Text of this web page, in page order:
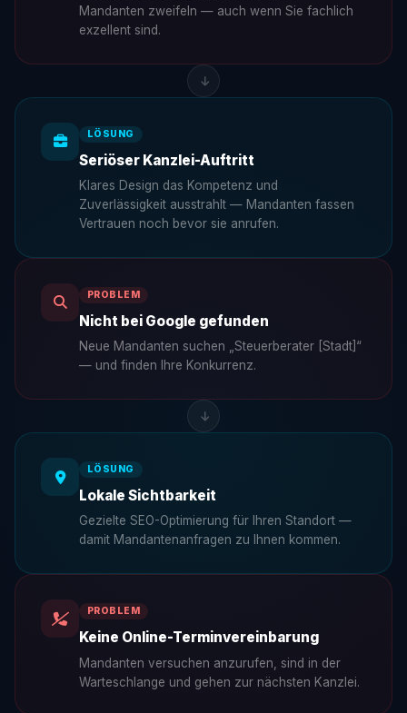
Mandanten zweifeln — auch wenn Sie fachlich
exzellent sind.
LÖSUNG
Seriöser Kanzlei-Auftritt
Klares Design das Kompetenz und
Zuverlässigkeit ausstrahlt — Mandanten fassen
Vertrauen noch bevor sie anrufen.
PROBLEM
Nicht bei Google gefunden
Neue Mandanten suchen „Steuerberater [Stadt]“
— und finden Ihre Konkurrenz.
LÖSUNG
Lokale Sichtbarkeit
Gezielte SEO-Optimierung für Ihren Standort —
damit Mandantenanfragen zu Ihnen kommen.
PROBLEM
Keine Online-Terminvereinbarung
Mandanten versuchen anzurufen, sind in der
Warteschlange und gehen zur nächsten Kanzlei.